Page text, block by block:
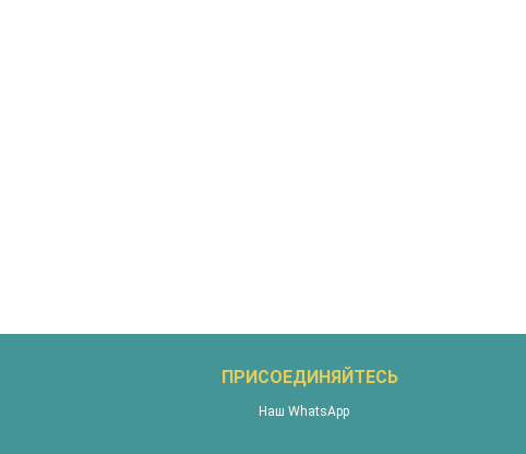
ПРИСОЕДИНЯЙТЕСЬ
Наш WhatsApp